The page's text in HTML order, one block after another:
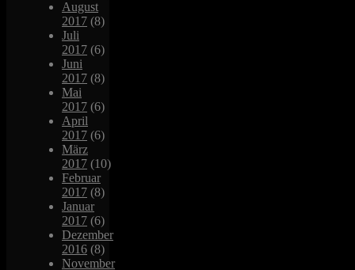
August
2017 (8)
Juli
2017 (6)
Juni
2017 (8)
Mai
2017 (6)
April
2017 (6)
März
2017 (10)
Februar
2017 (8)
Januar
2017 (6)
Dezember
2016 (8)
November